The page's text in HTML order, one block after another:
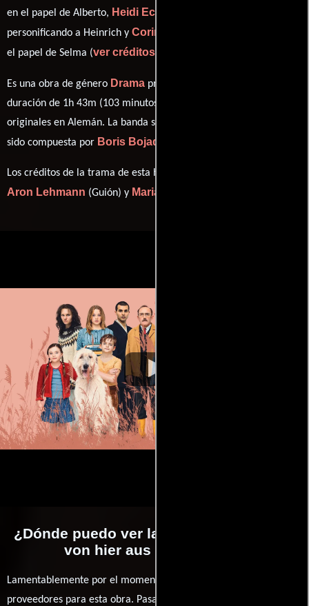
en el papel de Alberto, Heidi Ecks
personificando a Heinrich y Corinna Harfouch
el papel de Selma (ver créditos completos
Es una obra de género Drama producida en Alemania. Con una
duración de 1h 43m (103 minutos), esta película tiene diálogos
originales en Alemán. La banda sonora para esta producción ha
sido compuesta por Boris Bojadzhiev
Los créditos de la trama de esta historia están divididos entre
Aron Lehmann (Guión) y Mariana Leky
¿Dónde puedo ver la películas Was man
von hier aus sehen kann?
Lamentablemente por el momento no contamos con enlaces a
proveedores para esta obra. Pasa por nuestro catálogo de